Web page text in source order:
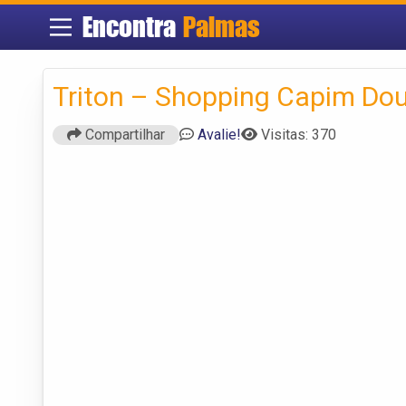
Encontra Palmas
Triton – Shopping Capim
Compartilhar Avalie! Visitas: 370